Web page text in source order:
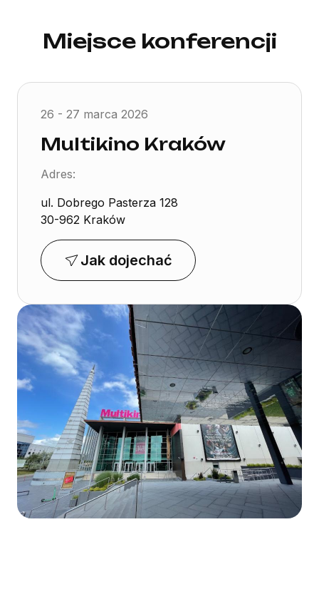
Miejsce konferencji
26 - 27 marca 2026
Multikino Kraków
Adres:
ul. Dobrego Pasterza 128
30-962 Kraków
Jak dojechać